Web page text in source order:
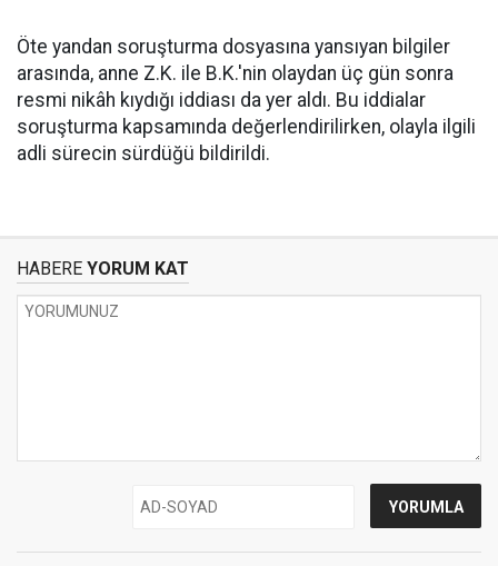
Öte yandan soruşturma dosyasına yansıyan bilgiler
arasında, anne Z.K. ile B.K.'nin olaydan üç gün sonra
resmi nikâh kıydığı iddiası da yer aldı. Bu iddialar
soruşturma kapsamında değerlendirilirken, olayla ilgili
adli sürecin sürdüğü bildirildi.
HABERE YORUM KAT